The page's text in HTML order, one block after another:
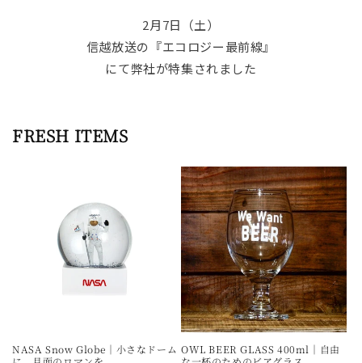
2月7日（土）
信越放送の『エコロジー最前線』
にて弊社が特集されました
FRESH ITEMS
NASA Snow Globe｜小さなドーム OWL BEER GLASS 400ml｜自由